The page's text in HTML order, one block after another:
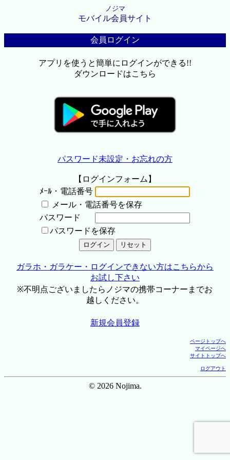
ノジマ
モバイル会員サイト
会員ログイン
アプリを使うと簡単にログインができる!!
ダウンロードはこちら
パスワード未設定・お忘れの方
【ログインフォーム】
ﾒｰﾙ・電話番号
メール・電話番号を保存
パスワード
パスワードを保存
ガラホ・ガラケー・ログインできない方はこちらから
お試し下さい
※不明点ございましたらノジマの携帯コーナーまでお
越しください。
新規会員登録
ページトップへ
マイページへ
サイトトップへ
ログアウト
© 2026 Nojima.